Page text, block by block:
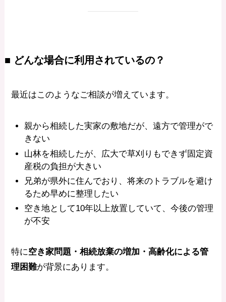
■ どんな場合に利用されているの？
最近はこのようなご相談が増えています。
親から相続した実家の敷地だが、遠方で管理がで
きない
山林を相続したが、広大で草刈りもできず固定資
産税の負担が大きい
兄弟が県外に住んでおり、将来のトラブルを避け
るため早めに整理したい
空き地として10年以上放置していて、今後の管理
が不安
特に空き家問題・相続放棄の増加・高齢化による管
理困難が背景にあります。